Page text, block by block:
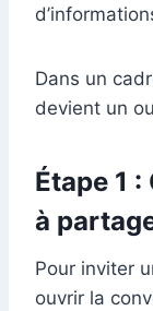
Dans un
devient un
Étape 1
à
Pour inviter
ouvrir la